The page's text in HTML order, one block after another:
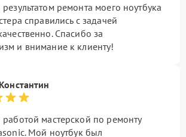
ремонта моего ноутбука
справились с задачей
Спасибо за
и внимание к клиенту!
мастерской по ремонту
Мой ноутбук был